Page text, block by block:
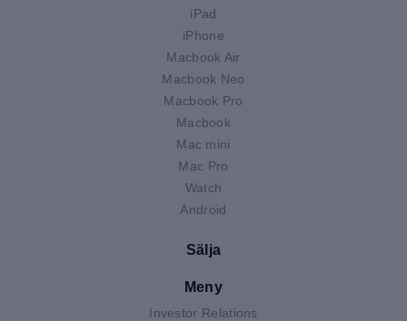
iPad
iPhone
Macbook Air
Macbook Neo
Macbook Pro
Macbook
Mac mini
Mac Pro
Watch
Android
Sälja
Meny
Investor Relations